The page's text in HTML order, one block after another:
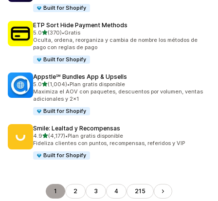
Built for Shopify
ETP Sort Hide Payment Methods
5.0de 5 estrellas
(370)
370 reseñas en total
•Gratis
Oculta, ordena, reorganiza y cambia de nombre los métodos de
pago con reglas de pago
Built for Shopify
Appstle℠ Bundles App & Upsells
5.0de 5 estrellas
(1,004)
1004 reseñas en total
•Plan gratis disponible
Maximiza el AOV con paquetes, descuentos por volumen, ventas
adicionales y 2x1
Built for Shopify
Smile: Lealtad y Recompensas
4.9de 5 estrellas
(4,177)
4177 reseñas en total
•Plan gratis disponible
Fideliza clientes con puntos, recompensas, referidos y VIP
Built for Shopify
1 2 3 4 215